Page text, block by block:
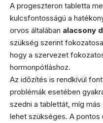
A progeszteron tabletta
kulcsfontosságú a
orvos általában alacsony
szükség szerint
hogy a szervezet
hormonpótláshoz.
Az időzítés is rendkívül
problémák esetében
szedni a tablettát, míg
lehet szükséges. A pontos